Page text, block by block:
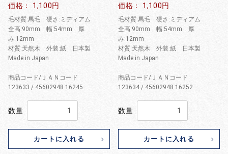
価格： 1,100円
毛材質:馬毛 硬さ:ミディアム
全高:90mm 幅:54mm 厚
み:12mm
材質:天然木 外装:紙 日本製
Made in Japan
商品コード/ＪＡＮコード
123633 / 45602948 16245
数量
カートに入れる
価格： 1,100円
毛材質:馬毛 硬さ:ミディアム
全高:90mm 幅:54mm 厚
み:12mm
材質:天然木 外装:紙 日本製
Made in Japan
商品コード/ＪＡＮコード
123634 / 45602948 16252
数量
カートに入れる